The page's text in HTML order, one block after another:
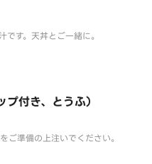
です。天丼とご一緒に。
付き、とうふ）
ご準備の上注いでください。